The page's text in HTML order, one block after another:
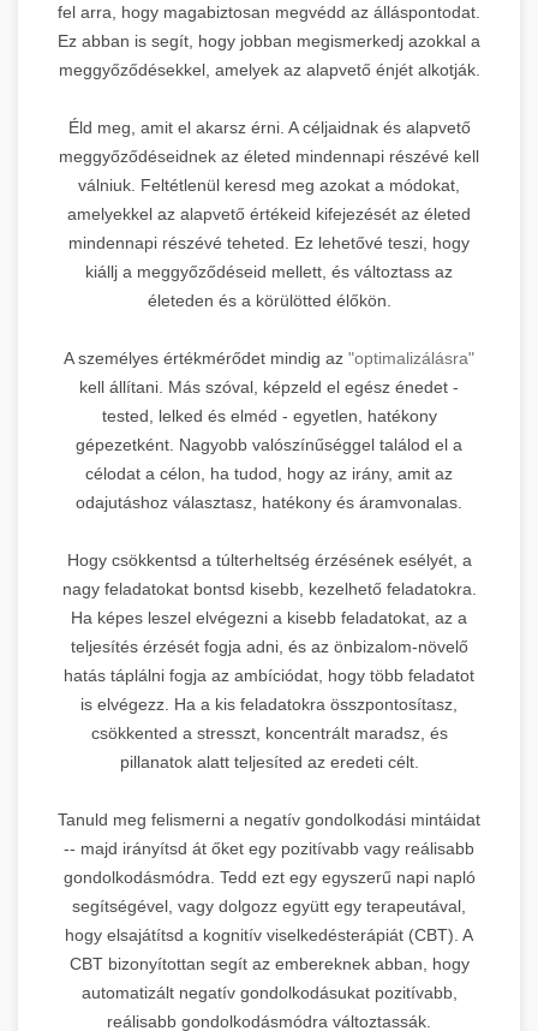
fel arra, hogy magabiztosan megvédd az álláspontodat.
Ez abban is segít, hogy jobban megismerkedj azokkal a
meggyőződésekkel, amelyek az alapvető énjét alkotják.
Éld meg, amit el akarsz érni. A céljaidnak és alapvető
meggyőződéseidnek az életed mindennapi részévé kell
válniuk. Feltétlenül keresd meg azokat a módokat,
amelyekkel az alapvető értékeid kifejezését az életed
mindennapi részévé teheted. Ez lehetővé teszi, hogy
kiállj a meggyőződéseid mellett, és változtass az
életeden és a körülötted élőkön.
A személyes értékmérődet mindig az "optimalizálásra"
kell állítani. Más szóval, képzeld el egész énedet -
tested, lelked és elméd - egyetlen, hatékony
gépezetként. Nagyobb valószínűséggel találod el a
célodat a célon, ha tudod, hogy az irány, amit az
odajutáshoz választasz, hatékony és áramvonalas.
Hogy csökkentsd a túlterheltség érzésének esélyét, a
nagy feladatokat bontsd kisebb, kezelhető feladatokra.
Ha képes leszel elvégezni a kisebb feladatokat, az a
teljesítés érzését fogja adni, és az önbizalom-növelő
hatás táplálni fogja az ambíciódat, hogy több feladatot
is elvégezz. Ha a kis feladatokra összpontosítasz,
csökkented a stresszt, koncentrált maradsz, és
pillanatok alatt teljesíted az eredeti célt.
Tanuld meg felismerni a negatív gondolkodási mintáidat
-- majd irányítsd át őket egy pozitívabb vagy reálisabb
gondolkodásmódra. Tedd ezt egy egyszerű napi napló
segítségével, vagy dolgozz együtt egy terapeutával,
hogy elsajátítsd a kognitív viselkedésterápiát (CBT). A
CBT bizonyítottan segít az embereknek abban, hogy
automatizált negatív gondolkodásukat pozitívabb,
reálisabb gondolkodásmódra változtassák.